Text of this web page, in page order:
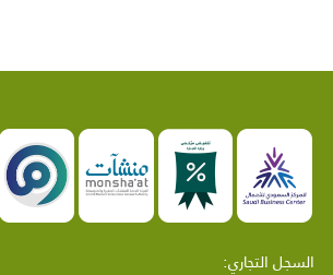
السجل التجاري: